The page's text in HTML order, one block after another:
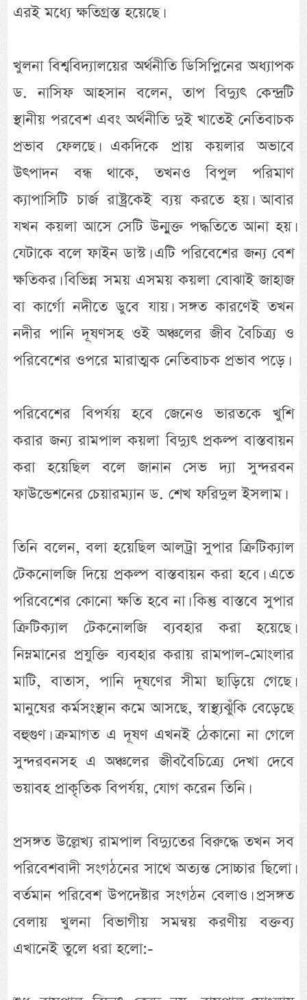
এরই মধ্যে ক্ষতিগ্রস্ত হয়েছে।
খুলনা বিশ্ববিদ্যালয়ের অর্থনীতি ডিসিপ্লিনের অধ্যাপক
ড. নাসিফ আহসান বলেন, তাপ বিদ্যুৎ কেন্দ্রটি
স্থানীয় পরবেশ এবং অর্থনীতি দুই খাতেই নেতিবাচক
প্রভাব ফেলছে। একদিকে প্রায় কয়লার অভাবে
উৎপাদন বন্ধ থাকে, তখনও বিপুল পরিমাণ
ক্যাপাসিটি চার্জ রাষ্ট্রকেই ব্যয় করতে হয়। আবার
যখন কয়লা আসে সেটি উন্মুক্ত পদ্ধতিতে আনা হয়।
যেটাকে বলে ফাইন ডাস্ট। এটি পরিবেশের জন্য বেশ
ক্ষতিকর। বিভিন্ন সময় এসময় কয়লা বোঝাই জাহাজ
বা কার্গো নদীতে ডুবে যায়। সঙ্গত কারণেই তখন
নদীর পানি দূষণসহ ওই অঞ্চলের জীব বৈচিত্র্য ও
পরিবেশের ওপরে মারাত্মক নেতিবাচক প্রভাব পড়ে।
পরিবেশের বিপর্যয় হবে জেনেও ভারতকে খুশি
করার জন্য রামপাল কয়লা বিদ্যুৎ প্রকল্প বাস্তবায়ন
করা হয়েছিল বলে জানান সেভ দ্যা সুন্দরবন
ফাউন্ডেশনের চেয়ারম্যান ড. শেখ ফরিদুল ইসলাম।
তিনি বলেন, বলা হয়েছিল আলট্রা সুপার ক্রিটিক্যাল
টেকনোলজি দিয়ে প্রকল্প বাস্তবায়ন করা হবে। এতে
পরিবেশের কোনো ক্ষতি হবে না। কিন্তু বাস্তবে সুপার
ক্রিটিক্যাল টেকনোলজি ব্যবহার করা হয়েছে।
নিম্নমানের প্রযুক্তি ব্যবহার করায় রামপাল-মোংলার
মাটি, বাতাস, পানি দূষণের সীমা ছাড়িয়ে গেছে।
মানুষের কর্মসংস্থান কমে আসছে, স্বাস্থ্যঝুঁকি বেড়েছে
বহুগুণ। ক্রমাগত এ দূষণ এখনই ঠেকানো না গেলে
সুন্দরবনসহ এ অঞ্চলের জীববৈচিত্র্যে দেখা দেবে
ভয়াবহ প্রাকৃতিক বিপর্যয়, যোগ করেন তিনি।
প্রসঙ্গত উল্লেখ্য রামপাল বিদ্যুতের বিরুদ্ধে তখন সব
পরিবেশবাদী সংগঠনের সাথে অত্যন্ত সোচ্চার ছিলো।
বর্তমান পরিবেশ উপদেষ্টার সংগঠন বেলাও। প্রসঙ্গত
বেলায় খুলনা বিভাগীয় সমন্বয় করণীয় বক্তব্য
এখানেই তুলে ধরা হলো:-